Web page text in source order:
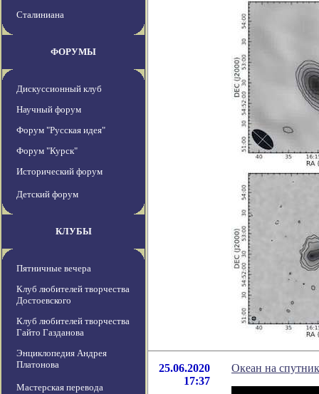
Сталиниана
ФОРУМЫ
Дискуссионный клуб
Научный форум
Форум "Русская идея"
Форум "Курск"
Исторический форум
Детский форум
КЛУБЫ
Пятничные вечера
Клуб любителей творчества
Достоевского
Клуб любителей творчества
Гайто Газданова
Энциклопедия Андрея
Платонова
Мастерская перевода
25.06.2020
17:37
Океан на